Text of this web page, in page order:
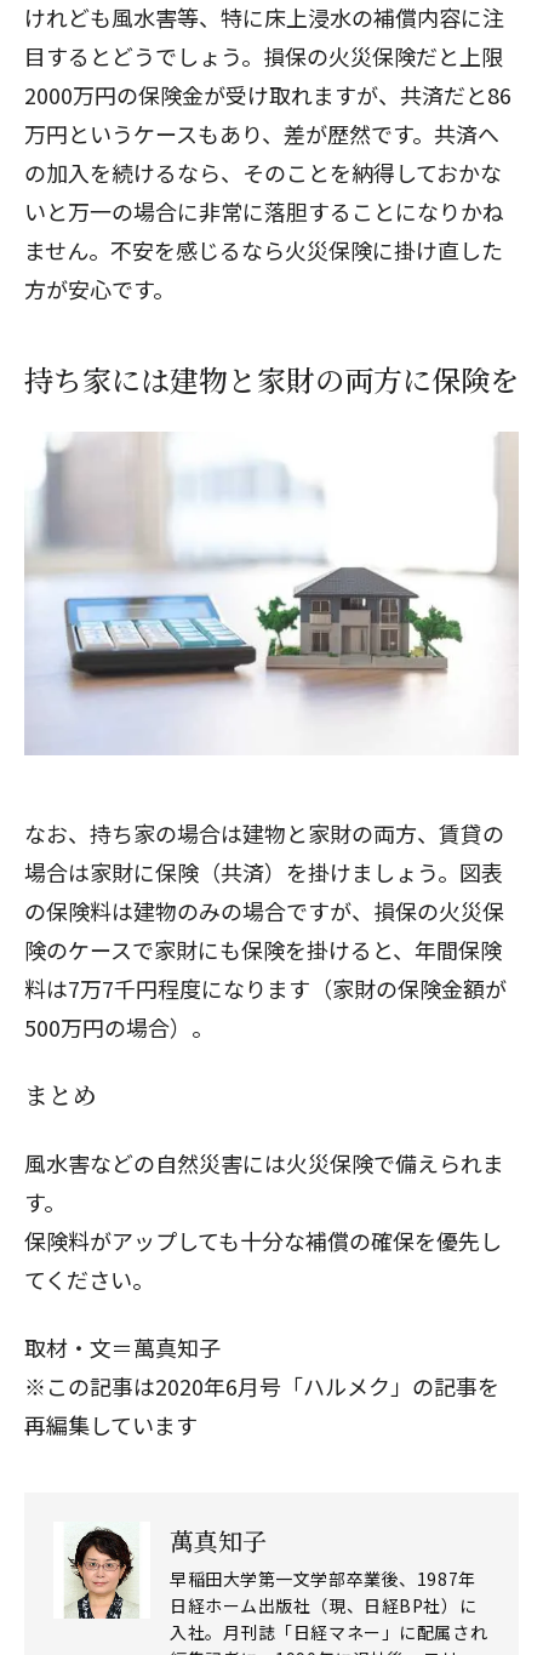
けれども風水害等、特に床上浸水の補償内容に注
目するとどうでしょう。損保の火災保険だと上限
2000万円の保険金が受け取れますが、共済だと86
万円というケースもあり、差が歴然です。共済へ
の加入を続けるなら、そのことを納得しておかな
いと万一の場合に非常に落胆することになりかね
ません。不安を感じるなら火災保険に掛け直した
方が安心です。
持ち家には建物と家財の両方に保険を
なお、持ち家の場合は建物と家財の両方、賃貸の
場合は家財に保険（共済）を掛けましょう。図表
の保険料は建物のみの場合ですが、損保の火災保
険のケースで家財にも保険を掛けると、年間保険
料は7万7千円程度になります（家財の保険金額が
500万円の場合）。
まとめ
風水害などの自然災害には火災保険で備えられま
す。
保険料がアップしても十分な補償の確保を優先し
てください。
取材・文＝萬真知子
※この記事は2020年6月号「ハルメク」の記事を
再編集しています
萬真知子
早稲田大学第一文学部卒業後、1987年
日経ホーム出版社（現、日経BP社）に
入社。月刊誌「日経マネー」に配属され